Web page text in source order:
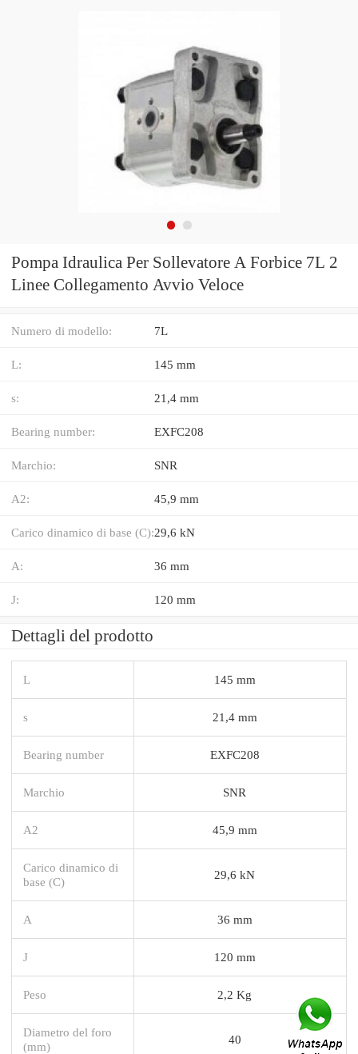
Pompa Idraulica Per Sollevatore A Forbice 7L 2
Linee Collegamento Avvio Veloce
Numero di modello: 7L
L: 145 mm
s: 21,4 mm
Bearing number: EXFC208
Marchio: SNR
A2: 45,9 mm
Carico dinamico di base (C):29,6 kN
A: 36 mm
J: 120 mm
Dettagli del prodotto
L 145 mm
s 21,4 mm
Bearing number EXFC208
Marchio SNR
A2 45,9 mm
Carico dinamico di
base (C)
29,6 kN
A 36 mm
J 120 mm
Peso 2,2 Kg
Diametro del foro
(mm)
40